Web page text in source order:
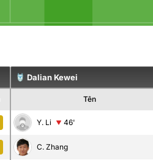
Dalian Kewei
Tên
Y. Li 46'
C. Zhang